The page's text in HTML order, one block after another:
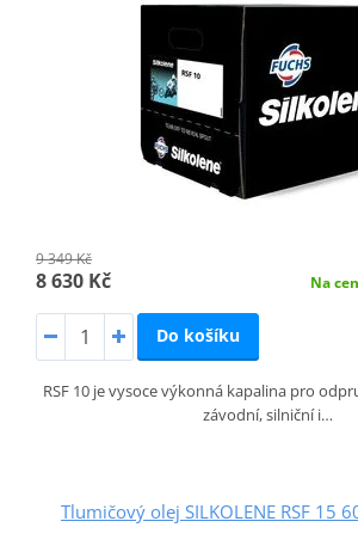
9 349 Kč
8 630 Kč Na
Do košíku
RSF 10 je vysoce výkonná kapalina pro
závodní, silniční i…
Tlumičový olej SILKOLENE RSF 15